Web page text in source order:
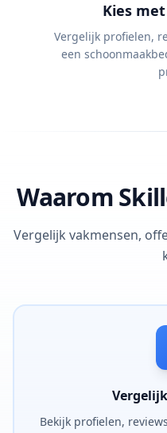
Kies
Vergelijk profielen,
een
Waarom
Vergelijk vakmensen,
Bekijk profielen,